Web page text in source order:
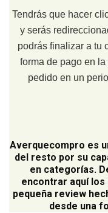
Tendrás que hacer
y serás
podrás finalizar a tu
forma de pago en
pedido en un
Averquecompro es
del resto por su
en categorías.
encontrar aquí los
pequeña review
desde una